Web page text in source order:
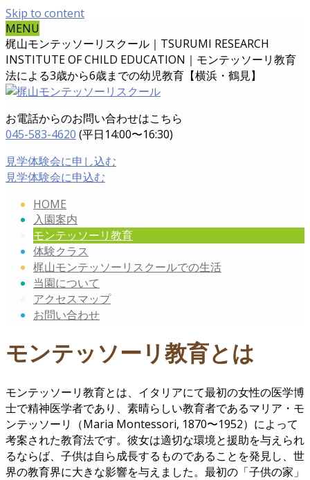
Skip to content
MENU
梶山モンテッソーリスクール｜TSURUMI RESEARCH
INSTITUTE OF CHILD EDUCATION｜ モンテッソーリ教育
法による3歳から6歳までの幼児教育【横浜・鶴見】
お電話からのお問い合わせはこちら
045-583-4620 (平日14:00〜16:30)
見学体験会に申し込む
見学体験会に申込む
HOME
入園案内
モンテッソーリ教育
体験クラス
梶山モンテッソーリスクールでの生活
当園について
アクセスマップ
お問い合わせ
モンテッソーリ教育とは
モンテッソーリ教育とは、イタリアにて最初の女性の医学博
士で精神医学者であり、素晴らしい教育者であるマリア・モ
ンテッソーリ（Maria Montessori, 1870〜1952）によって
考案された教育法です。彼女は適切な環境と援助を与えられ
るならば、子供は自ら成長するものであることを発見し、世
界の教育界に大きな影響を与えました。最初の「子供の家」